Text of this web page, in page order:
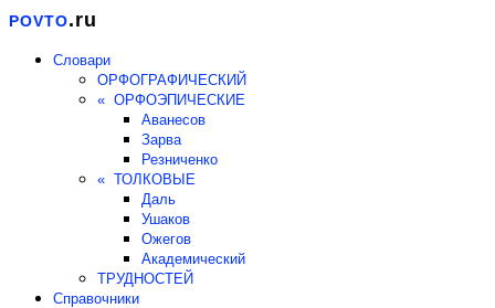
POVTO.ru
Словари
ОРФОГРАФИЧЕСКИЙ
« ОРФОЭПИЧЕСКИЕ
Аванесов
Зарва
Резниченко
« ТОЛКОВЫЕ
Даль
Ушаков
Ожегов
Академический
ТРУДНОСТЕЙ
Справочники